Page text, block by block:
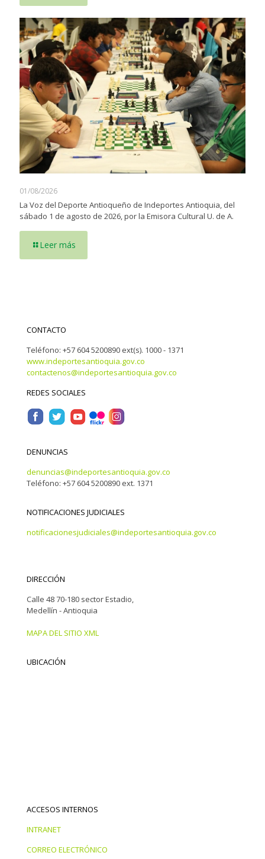
01/08/2026
La Voz del Deporte Antioqueño de Indeportes Antioquia, del
sábado 1 de agosto de 2026, por la Emisora Cultural U. de A.
Leer más
CONTACTO
Teléfono: +57 604 5200890 ext(s). 1000 - 1371
www.indeportesantioquia.gov.co
contactenos@indeportesantioquia.gov.co
REDES SOCIALES
DENUNCIAS
denuncias@indeportesantioquia.gov.co
Teléfono: +57 604 5200890 ext. 1371
NOTIFICACIONES JUDICIALES
notificacionesjudiciales@indeportesantioquia.gov.co
DIRECCIÓN
Calle 48 70-180 sector Estadio,
Medellín - Antioquia
MAPA DEL SITIO XML
UBICACIÓN
ACCESOS INTERNOS
INTRANET
CORREO ELECTRÓNICO